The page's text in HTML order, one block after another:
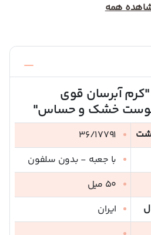
همه
"کرم آبرسان قوی
خشک و حساس"
36/17791
با جعبه - بدون سلفون
50 میل
ایران